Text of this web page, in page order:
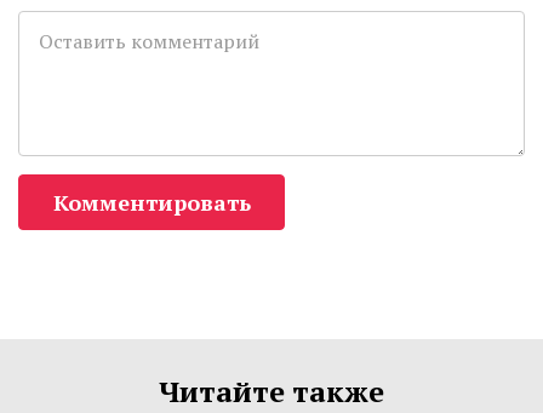
Комментировать
Читайте также